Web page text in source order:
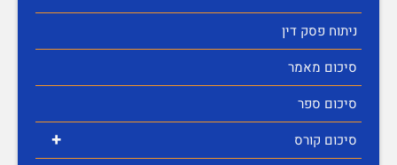
ניתוח פסק דין
סיכום מאמר
סיכום ספר
+
סיכום קורס